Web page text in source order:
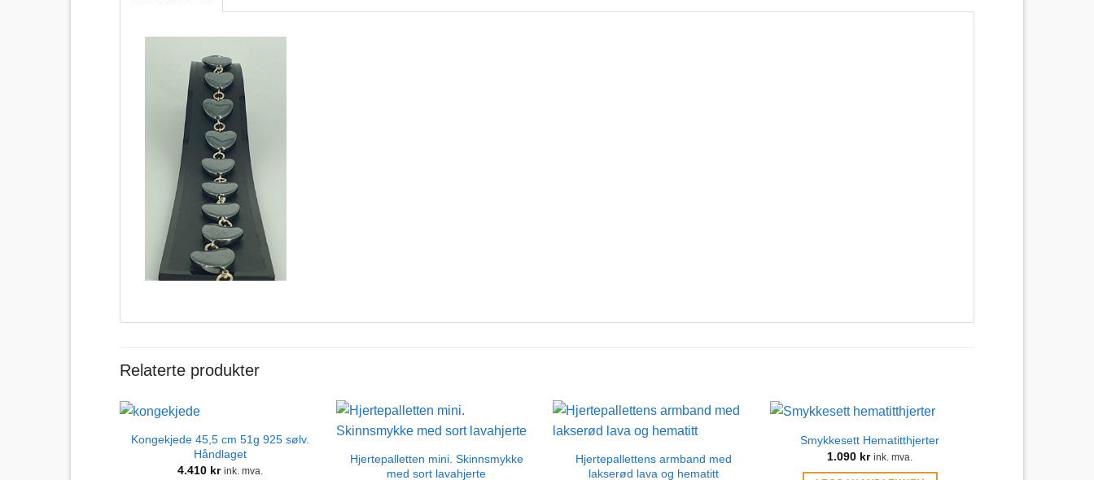
Relaterte produkter
Kongekjede 45,5 cm 51g 925 sølv.
Håndlaget
4.410 kr ink. mva.
Hjertepalletten mini. Skinnsmykke
med sort lavahjerte
Hjertepallettens armband med
lakserød lava og hematitt
Smykkesett Hematitthjerter
1.090 kr ink. mva.